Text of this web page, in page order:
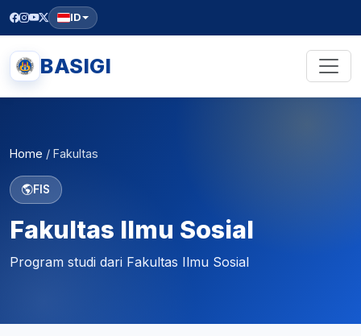
ID
BASIGI
Home / Fakultas
FIS
Fakultas Ilmu Sosial
Program studi dari Fakultas Ilmu Sosial